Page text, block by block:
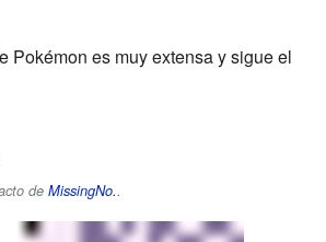
Pokémon es muy extensa y sigue el
de MissingNo..